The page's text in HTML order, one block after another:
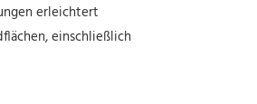
erleichtert
einschließlich